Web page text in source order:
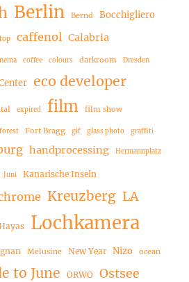
Berlin Bernd Bocchigliero
caffenol Calabria
coffee colours darkroom Dresden
eco developer
expired film film show
forest Fort Bragg gif glass photo graffiti
handprocessing Hermannplatz
Juni Kanarische Inseln
Kreuzberg LA
Lochkamera
Melusine New Year Nizo ocean
to June ORWO Ostsee